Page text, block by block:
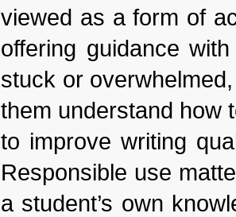
viewed as a form of
offering guidance
stuck or
them understand how
to improve writing
Responsible use
a student’s own